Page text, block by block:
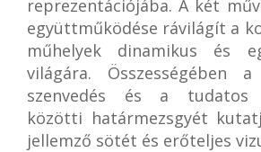
reprezentációjába. A két
együttműködése rávilágít a
műhelyek dinamikus és
világára.
szenvedés és a tudatos
közötti határmezsgyét
jellemző sötét és erőteljes